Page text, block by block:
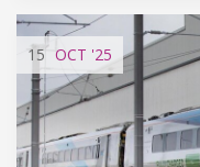
15 OCT '25